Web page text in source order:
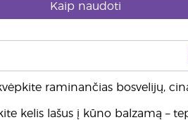
Kaip naudoti
raminančias bosvelijų,
kelis lašus į kūno balzamą –